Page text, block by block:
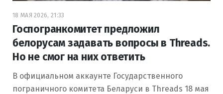
18 МАЯ 2026, 21:33
Госпогранкомитет предложил
белорусам задавать вопросы в Threads.
Но не смог на них ответить
В официальном аккаунте Государственного
пограничного комитета Беларуси в Threads 18 мая